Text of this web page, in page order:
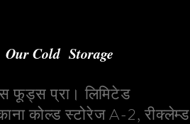
Our Cold Storage
फूड्स प्रा। लिमिटेड
कोल्ड स्टोरेज A-2, रीक्लेम्ड